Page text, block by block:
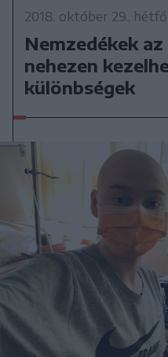
2018. október 29., hétfő
Nemzedékek
nehezen
különbségek